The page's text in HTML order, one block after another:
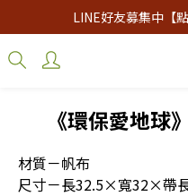
LINE好友募集中【
《環保愛地球
材質－帆布
尺寸－長32.5×寬32×帶